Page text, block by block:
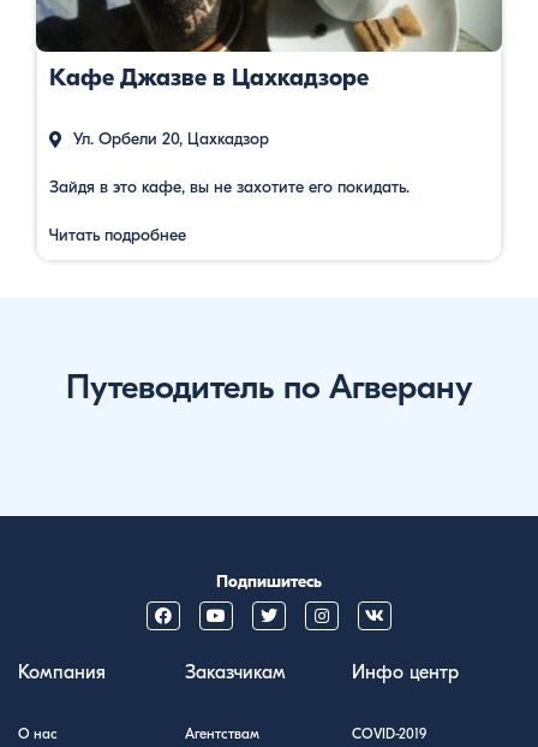
Кафе Джазве в Цахкадзоре
Ул. Орбели 20, Цахкадзор
Зайдя в это кафе, вы не захотите его покидать.
Читать подробнее
Путеводитель по Агверану
Подпишитесь
Компания
О нас
Заказчикам
Агентствам
Инфо центр
COVID-2019